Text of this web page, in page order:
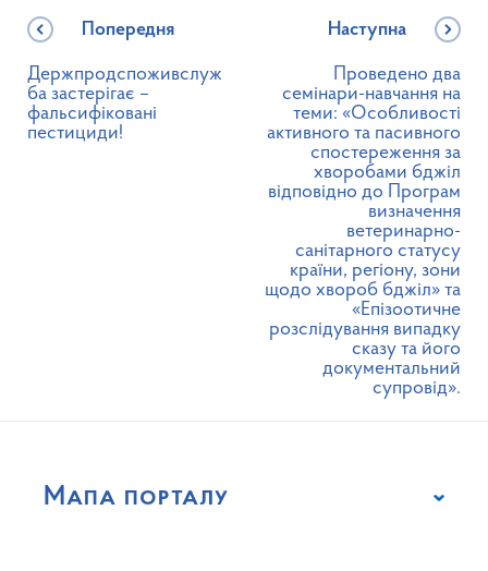
Попередня
Держпродспоживслуж
ба застерігає –
фальсифіковані
пестициди!
Наступна
Проведено два
семінари-навчання на
теми: «Особливості
активного та пасивного
спостереження за
хворобами бджіл
відповідно до Програм
визначення
ветеринарно-
санітарного статусу
країни, регіону, зони
щодо хвороб бджіл» та
«Епізоотичне
розслідування випадку
сказу та його
документальний
супровід».
Мапа порталу